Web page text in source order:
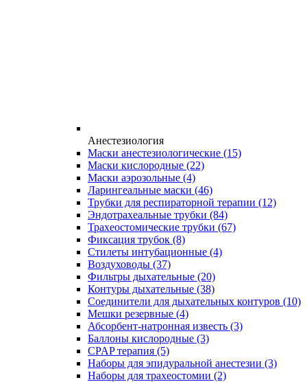
Анестезиология
Маски анестезиологические (15)
Маски кислородные (22)
Маски аэрозольные (4)
Ларингеальные маски (46)
Трубки для респираторной терапии (12)
Эндотрахеальные трубки (84)
Трахеостомические трубки (67)
Фиксация трубок (8)
Стилеты интубационные (4)
Воздуховоды (37)
Фильтры дыхательные (20)
Контуры дыхательные (38)
Соединители для дыхательных контуров (10)
Мешки резервные (4)
Абсорбент-натронная известь (3)
Баллоны кислородные (3)
CPAP терапия (5)
Наборы для эпидуральной анестезии (3)
Наборы для трахеостомии (2)